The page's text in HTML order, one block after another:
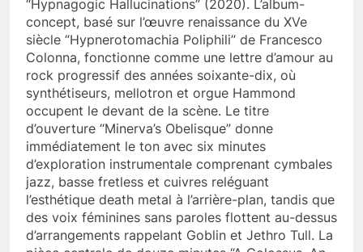
“Hypnagogic Hallucinations” (2020). L’album-
concept, basé sur l’œuvre renaissance du XVe
siècle “Hypnerotomachia Poliphili” de Francesco
Colonna, fonctionne comme une lettre d’amour au
rock progressif des années soixante-dix, où
synthétiseurs, mellotron et orgue Hammond
occupent le devant de la scène. Le titre
d’ouverture “Minerva’s Obelisque” donne
immédiatement le ton avec six minutes
d’exploration instrumentale comprenant cymbales
jazz, basse fretless et cuivres reléguant
l’esthétique death metal à l’arrière-plan, tandis que
des voix féminines sans paroles flottent au-dessus
d’arrangements rappelant Goblin et Jethro Tull. La